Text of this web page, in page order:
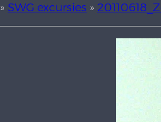
» SWG excursies »